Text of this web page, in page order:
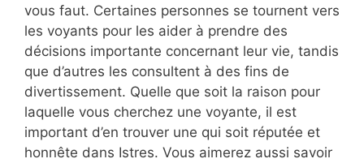
vous faut. Certaines personnes se tournent vers
les voyants pour les aider à prendre des
décisions importante concernant leur vie, tandis
que d’autres les consultent à des fins de
divertissement. Quelle que soit la raison pour
laquelle vous cherchez une voyante, il est
important d’en trouver une qui soit réputée et
honnête dans Istres. Vous aimerez aussi savoir